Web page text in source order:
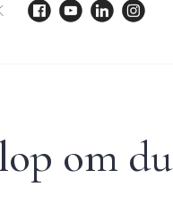
om du